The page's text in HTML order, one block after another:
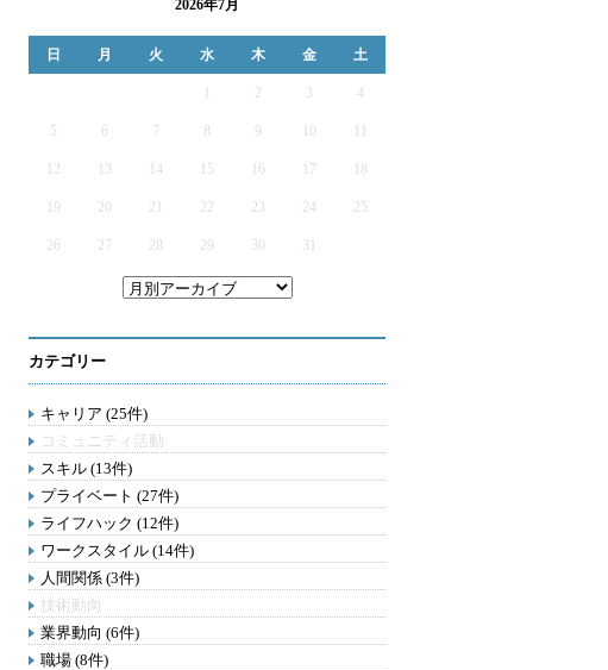
2026年7月
日 月 火 水 木 金 土
2 3 4
5 6 7 9
12 13 14 15 16 17
19 20 21 22 23 24 25
26 27 28 29 30 31
カテゴリー
キャリア (25件)
コミュニティ活動
スキル (13件)
プライベート (27件)
ライフハック (12件)
ワークスタイル (14件)
人間関係 (3件)
技術動向
業界動向 (6件)
職場 (8件)